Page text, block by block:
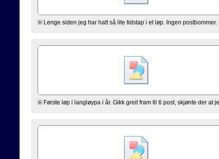
Lenge siden jeg har hatt så lite tidstap i et løp. Ingen
Første løp i langløypa i år. Gikk greit fram til 6 post, skjønte der at